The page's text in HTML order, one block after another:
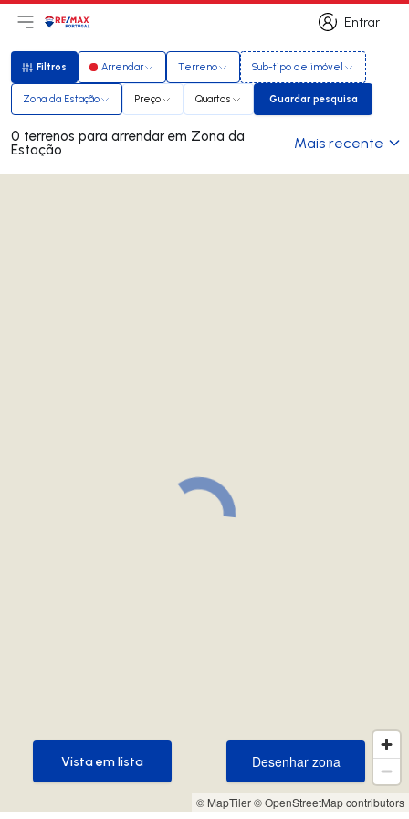
Entrar
Entrar
Abri menu principal
LogoIr para página inicial
Filtros
Filtros Arrendar Terreno Sub-tipo de imóvel
Zona da Estação Preço Quartos Guardar pesquisa
Guardar pesquisa
0 terrenos para arrendar em Zona da
Estação Mais recente
© MapTiler© OpenStreetMap contributors
Desenhar zona
Desenhar zona
Vista em lista
Vista em lista